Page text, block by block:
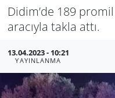
Didim’de 189
aracıyla takla attı.
13.04.2023 - 10:21
YAYINLANMA
EĞİTİM
EKONOMİ
GENEL
Tüm Manşetler
Son Dakika
Haber Arşivi